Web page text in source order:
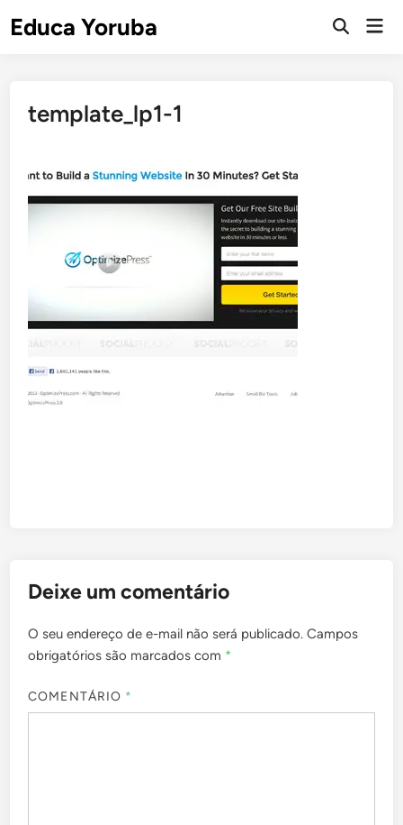
toEduca Yoruba
Open
template_lp1-1
Deixe um comentário
O seu endereço de e-mail não será publicado. Campos
obrigatórios são marcados com *
COMENTÁRIO *